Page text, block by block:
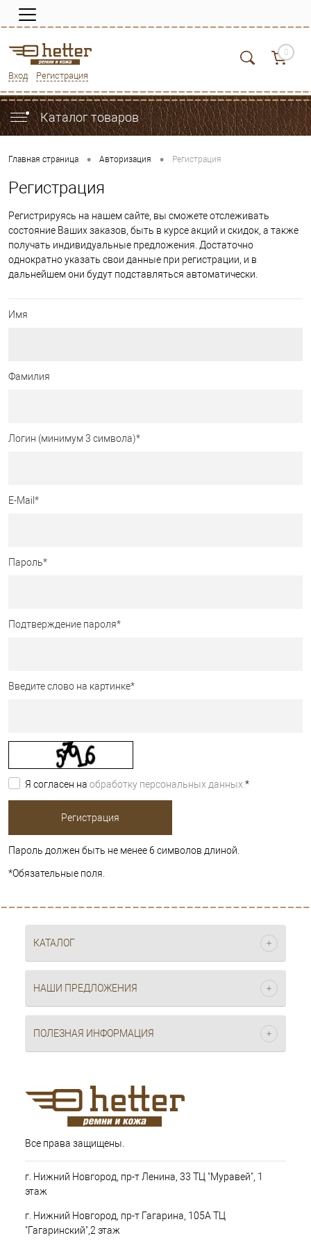
Вход Регистрация
0
Каталог товаров
Главная страница • Авторизация • Регистрация
Регистрация
Регистрируясь на нашем сайте, вы сможете отслеживать
состояние Ваших заказов, быть в курсе акций и скидок, а также
получать индивидуальные предложения. Достаточно
однократно указать свои данные при регистрации, и в
дальнейшем они будут подставляться автоматически.
Имя
Фамилия
Логин (минимум 3 символа)*
E-Mail *
Пароль*
Подтверждение пароля*
Введите слово на картинке*
Я согласен на обработку персональных данных. *
Пароль должен быть не менее 6 символов длиной.
*Обязательные поля.
КАТАЛОГ
НАШИ ПРЕДЛОЖЕНИЯ
ПОЛЕЗНАЯ ИНФОРМАЦИЯ
Все права защищены.
г. Нижний Новгород, пр-т Ленина, 33 ТЦ "Муравей", 1
этаж
г. Нижний Новгород, пр-т Гагарина, 105А ТЦ
"Гагаринский",2 этаж